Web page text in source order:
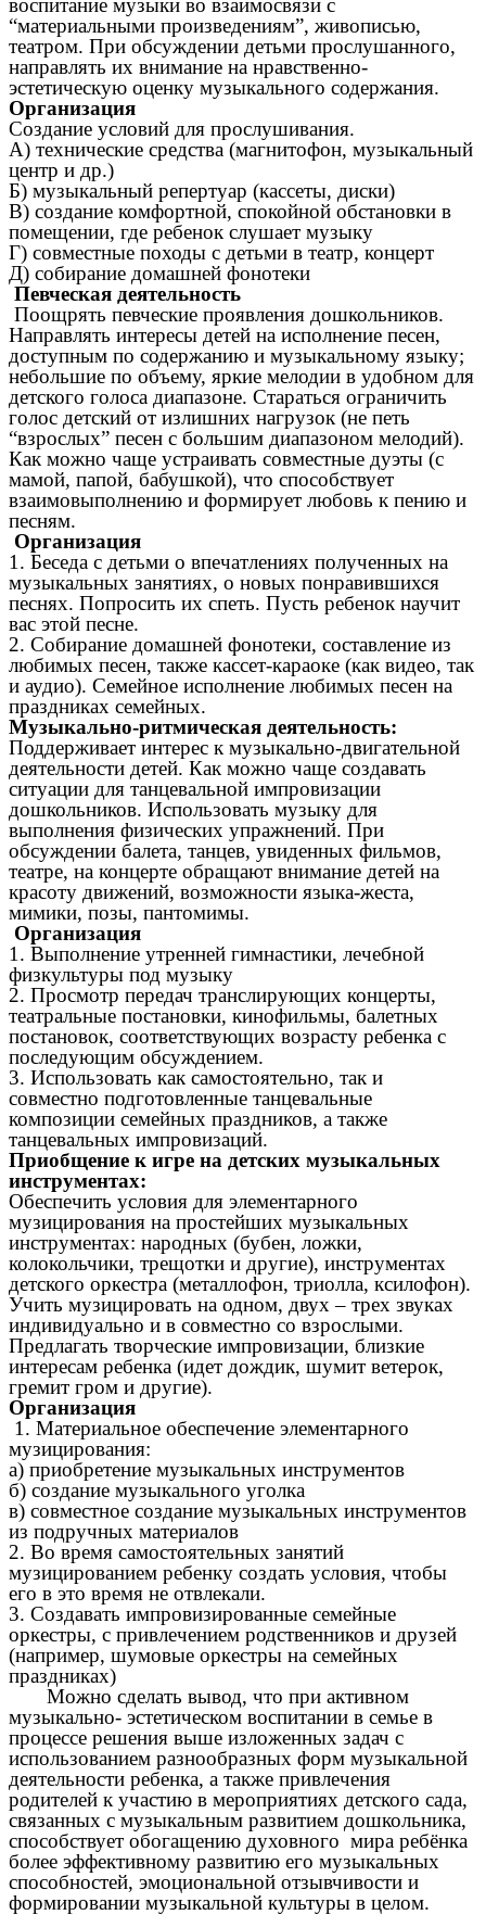
воспитание музыки во взаимосвязи с
“материальными произведениям”, живописью,
театром. При обсуждении детьми прослушанного,
направлять их внимание на нравственно-
эстетическую оценку музыкального содержания.
Организация
Создание условий для прослушивания.
А) технические средства (магнитофон, музыкальный
центр и др.)
Б) музыкальный репертуар (кассеты, диски)
В) создание комфортной, спокойной обстановки в
помещении, где ребенок слушает музыку
Г) совместные походы с детьми в театр, концерт
Д) собирание домашней фонотеки
Певческая деятельность
Поощрять певческие проявления дошкольников.
Направлять интересы детей на исполнение песен,
доступным по содержанию и музыкальному языку;
небольшие по объему, яркие мелодии в удобном для
детского голоса диапазоне. Стараться ограничить
голос детский от излишних нагрузок (не петь
“взрослых” песен с большим диапазоном мелодий).
Как можно чаще устраивать совместные дуэты (с
мамой, папой, бабушкой), что способствует
взаимовыполнению и формирует любовь к пению и
песням.
Организация
1. Беседа с детьми о впечатлениях полученных на
музыкальных занятиях, о новых понравившихся
песнях. Попросить их спеть. Пусть ребенок научит
вас этой песне.
2. Собирание домашней фонотеки, составление из
любимых песен, также кассет-караоке (как видео, так
и аудио). Семейное исполнение любимых песен на
праздниках семейных.
Музыкально-ритмическая деятельность:
Поддерживает интерес к музыкально-двигательной
деятельности детей. Как можно чаще создавать
ситуации для танцевальной импровизации
дошкольников. Использовать музыку для
выполнения физических упражнений. При
обсуждении балета, танцев, увиденных фильмов,
театре, на концерте обращают внимание детей на
красоту движений, возможности языка-жеста,
мимики, позы, пантомимы.
Организация
1. Выполнение утренней гимнастики, лечебной
физкультуры под музыку
2. Просмотр передач транслирующих концерты,
театральные постановки, кинофильмы, балетных
постановок, соответствующих возрасту ребенка с
последующим обсуждением.
3. Использовать как самостоятельно, так и
совместно подготовленные танцевальные
композиции семейных праздников, а также
танцевальных импровизаций.
Приобщение к игре на детских музыкальных
инструментах:
Обеспечить условия для элементарного
музицирования на простейших музыкальных
инструментах: народных (бубен, ложки,
колокольчики, трещотки и другие), инструментах
детского оркестра (металлофон, триолла, ксилофон).
Учить музицировать на одном, двух – трех звуках
индивидуально и в совместно со взрослыми.
Предлагать творческие импровизации, близкие
интересам ребенка (идет дождик, шумит ветерок,
гремит гром и другие).
Организация
1. Материальное обеспечение элементарного
музицирования:
а) приобретение музыкальных инструментов
б) создание музыкального уголка
в) совместное создание музыкальных инструментов
из подручных материалов
2. Во время самостоятельных занятий
музицированием ребенку создать условия, чтобы
его в это время не отвлекали.
3. Cоздавать импровизированные семейные
оркестры, с привлечением родственников и друзей
(например, шумовые оркестры на семейных
праздниках)
Можно сделать вывод, что при активном
музыкально- эстетическом воспитании в семье в
процессе решения выше изложенных задач с
использованием разнообразных форм музыкальной
деятельности ребенка, а также привлечения
родителей к участию в мероприятиях детского сада,
связанных с музыкальным развитием дошкольника,
способствует обогащению духовного мира ребёнка
более эффективному развитию его музыкальных
способностей, эмоциональной отзывчивости и
формировании музыкальной культуры в целом.